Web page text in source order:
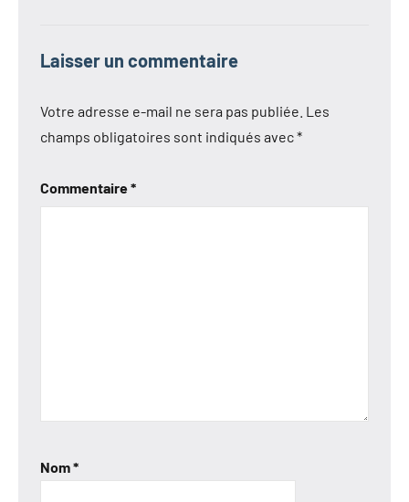
Laisser un commentaire
Votre adresse e-mail ne sera pas publiée. Les
champs obligatoires sont indiqués avec*
Commentaire*
Nom*